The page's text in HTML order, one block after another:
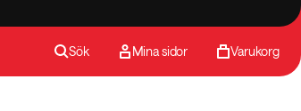
Sök Mina sidor Varukorg